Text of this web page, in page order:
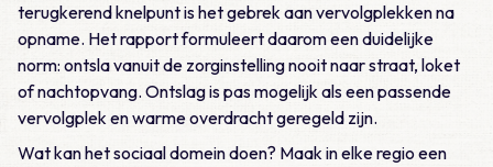
terugkerend knelpunt is het gebrek aan vervolgplekken na
opname. Het rapport formuleert daarom een duidelijke
norm: ontsla vanuit de zorginstelling nooit naar straat, loket
of nachtopvang. Ontslag is pas mogelijk als een passende
vervolgplek en warme overdracht geregeld zijn.
Wat kan het sociaal domein doen? Maak in elke regio een